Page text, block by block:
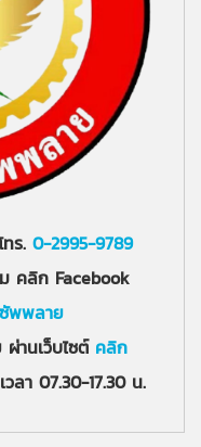
ร. 0-2995-9789
คลิก Facebook
พพลาย
านเว็บไซต์ คลิก
ลา 07.30-17.30 น.